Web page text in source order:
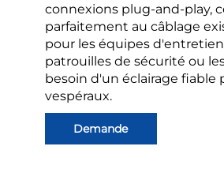
connexions plug-and-play,
parfaitement au câblage
pour les équipes
patrouilles de sécurité ou
besoin d'un éclairage fiable
vespéraux.
Demande